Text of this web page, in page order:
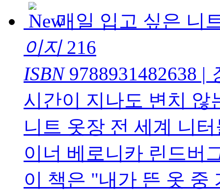
매일 입고 싶은 니
이지216
ISBN9788931482638 |
시간이 지나도 변치 않
니트 옷장 전 세계 니
이너 베로니카 린드버
이 책은 "내가 뜬 옷 중